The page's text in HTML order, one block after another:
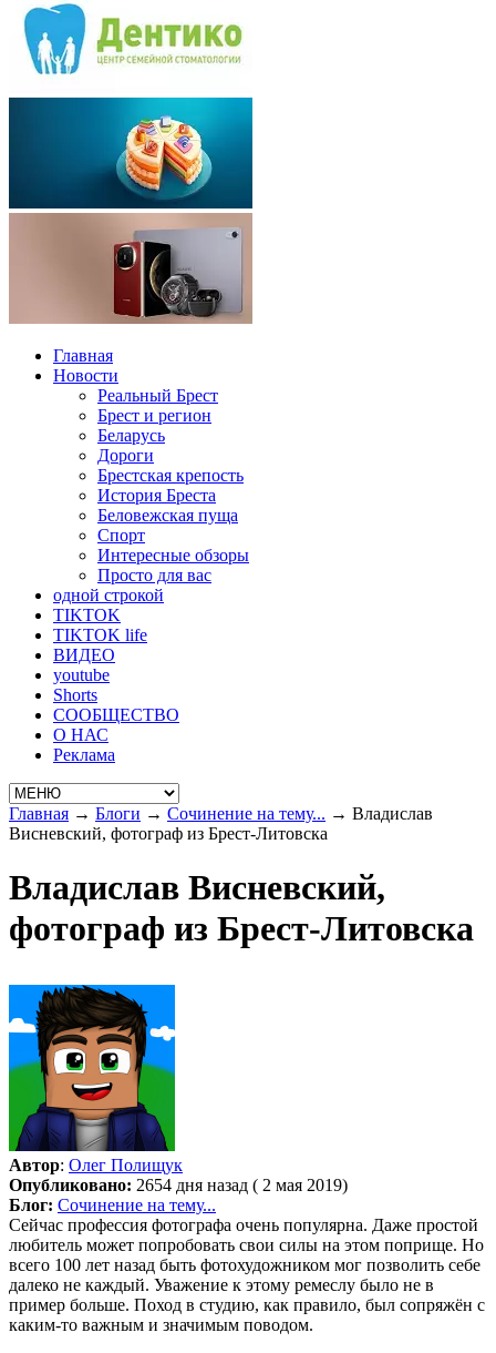
Главная
Новости
Реальный Брест
Брест и регион
Беларусь
Дороги
Брестская крепость
История Бреста
Беловежская пуща
Спорт
Интересные обзоры
Просто для вас
одной строкой
TIKTOK
TIKTOK life
ВИДЕО
youtube
Shorts
СООБЩЕСТВО
О НАС
Реклама
Главная → Блоги → Сочинение на тему... → Владислав
Висневский, фотограф из Брест-Литовска
Владислав Висневский,
фотограф из Брест-Литовска
Автор: Олег Полищук
Опубликовано: 2654 дня назад ( 2 мая 2019)
Блог: Сочинение на тему...
Сейчас профессия фотографа очень популярна. Даже простой
любитель может попробовать свои силы на этом поприще. Но
всего 100 лет назад быть фотохудожником мог позволить себе
далеко не каждый. Уважение к этому ремеслу было не в
пример больше. Поход в студию, как правило, был сопряжён с
каким-то важным и значимым поводом.